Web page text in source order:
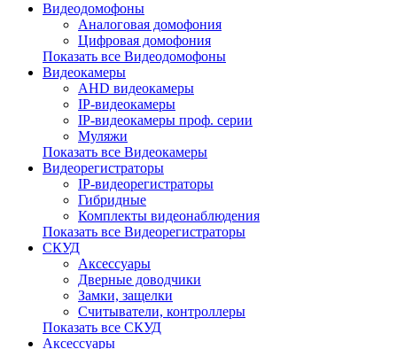
Видеодомофоны
Аналоговая домофония
Цифровая домофония
Показать все Видеодомофоны
Видеокамеры
AHD видеокамеры
IP-видеокамеры
IP-видеокамеры проф. серии
Муляжи
Показать все Видеокамеры
Видеорегистраторы
IP-видеорегистраторы
Гибридные
Комплекты видеонаблюдения
Показать все Видеорегистраторы
СКУД
Аксессуары
Дверные доводчики
Замки, защелки
Считыватели, контроллеры
Показать все СКУД
Аксессуары